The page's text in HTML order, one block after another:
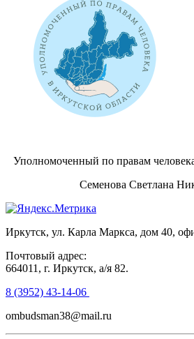
Уполномоченный по правам
Семенова Светлана
Иркутск, ул. Карла Маркса, дом 40,
Почтовый адрес:
664011, г. Иркутск, а/я 82.
8 (3952) 43-14-06
ombudsman38@mail.ru